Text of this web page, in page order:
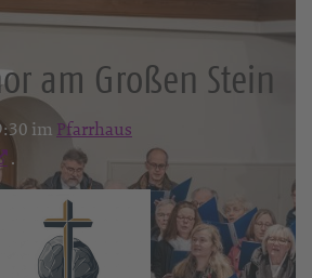
am Großen Stein
im Pfarrhaus
.